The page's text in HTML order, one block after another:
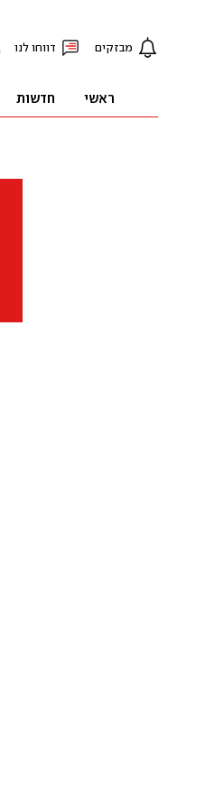
מבזקים דווחו לנו
ראשי חדשות